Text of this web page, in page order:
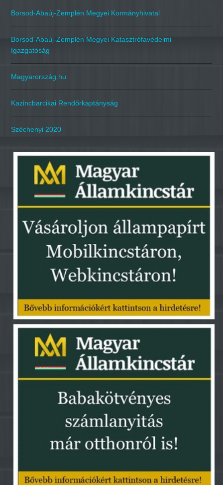
Borsod-Abaúj-Zemplén Megyei Kormányhivatal
Borsod-Abaúj-Zemplén Megyei Katasztrófavédelmi
Igazgatóság
Magyarország.hu
Kazincbarcikai Rendőrkaptányság
Széchenyi 2020